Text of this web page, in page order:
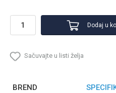
Dodaj u
Sačuvajte u listi želja
BREND